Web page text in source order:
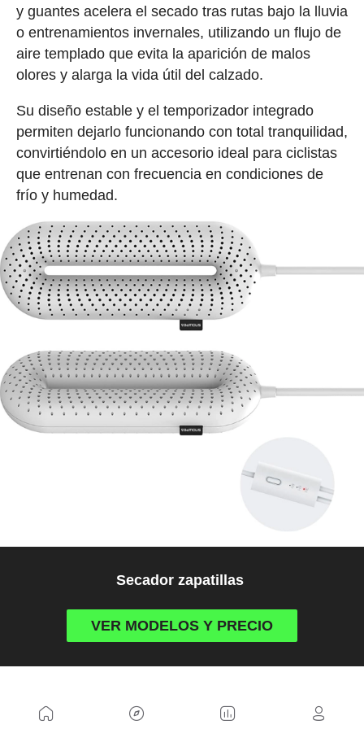
y guantes acelera el secado tras rutas bajo la lluvia
o entrenamientos invernales, utilizando un flujo de
aire templado que evita la aparición de malos
olores y alarga la vida útil del calzado.
Su diseño estable y el temporizador integrado
permiten dejarlo funcionando con total tranquilidad,
convirtiéndolo en un accesorio ideal para ciclistas
que entrenan con frecuencia en condiciones de
frío y humedad.
Secador zapatillas
VER MODELOS Y PRECIO